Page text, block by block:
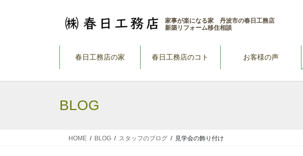
家事が楽になる家 丹波市の春日工務店
新築リフォーム移住相談
春日工務店の家 春日工務店のコト お客様の声
BLOG
HOME BLOG スタッフのブログ 見学会の飾り付け